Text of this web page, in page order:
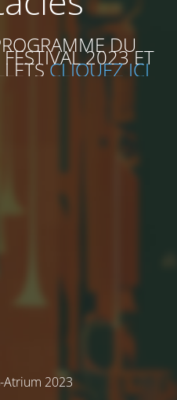
DU
2023 ET
CLIQUEZ ICI
2023